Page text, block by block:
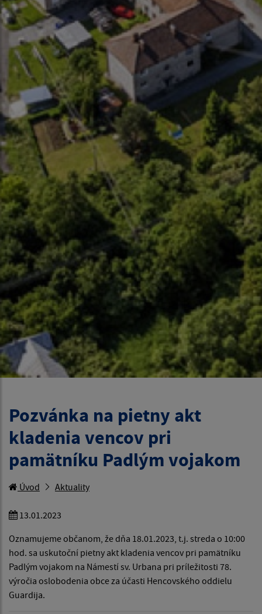
Pozvánka na pietny akt
kladenia vencov pri
pamätníku Padlým vojakom
Úvod Aktuality
13.01.2023
Oznamujeme občanom, že dňa 18.01.2023, t.j. streda o 10:00
hod. sa uskutoční pietny akt kladenia vencov pri pamätníku
Padlým vojakom na Námestí sv. Urbana pri príležitosti 78.
výročia oslobodenia obce za účasti Hencovského oddielu
Guardija.